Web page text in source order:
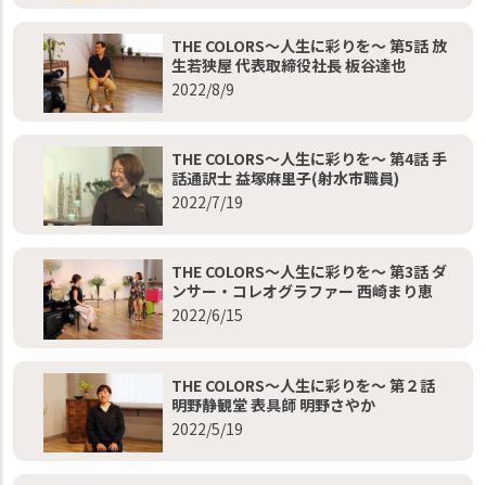
THE COLORS～人生に彩りを～ 第5話 放
生若狭屋 代表取締役社長 板谷達也
2022/8/9
THE COLORS～人生に彩りを～ 第4話 手
話通訳士 益塚麻里子(射水市職員)
2022/7/19
THE COLORS～人生に彩りを～ 第3話 ダ
ンサー・コレオグラファー 西崎まり恵
2022/6/15
THE COLORS～人生に彩りを～ 第２話
明野静観堂 表具師 明野さやか
2022/5/19